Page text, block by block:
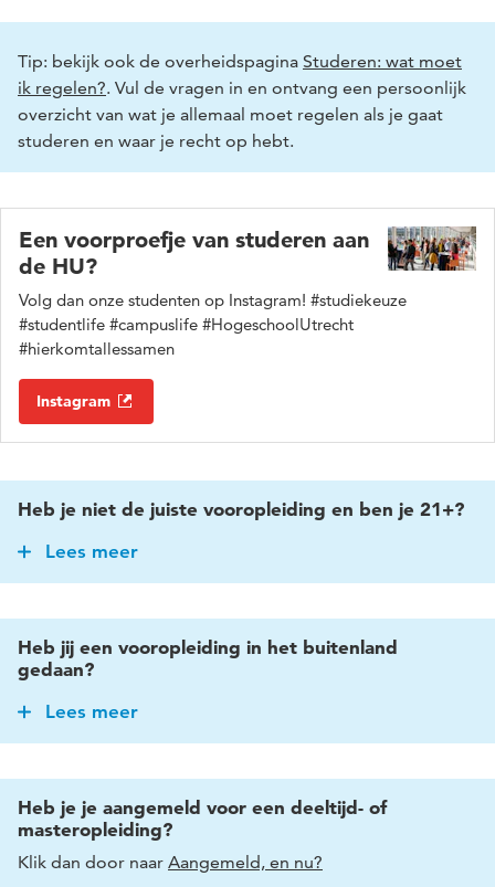
Tip: bekijk ook de overheidspagina Studeren: wat moet
ik regelen?. Vul de vragen in en ontvang een persoonlijk
overzicht van wat je allemaal moet regelen als je gaat
studeren en waar je recht op hebt.
Een voorproefje van studeren aan
de HU?
Volg dan onze studenten op Instagram! #studiekeuze
#studentlife #campuslife #HogeschoolUtrecht
#hierkomtallessamen
Instagram
Heb je niet de juiste vooropleiding en ben je 21+?
Heb je niet de juiste vooropleiding voor de opleiding van je
keuze, maar ben je wel 21 jaar of ouder? Dan kun je een
Lees meer
Heb jij een vooropleiding in het buitenland
gedaan?
Met een buitenlandse vooropleiding verloopt de
inschrijfprocedure net even anders. Lees meer daarover opde
Lees meer
Heb je je aangemeld voor een deeltijd- of
masteropleiding?
Klik dan door naar Aangemeld, en nu?